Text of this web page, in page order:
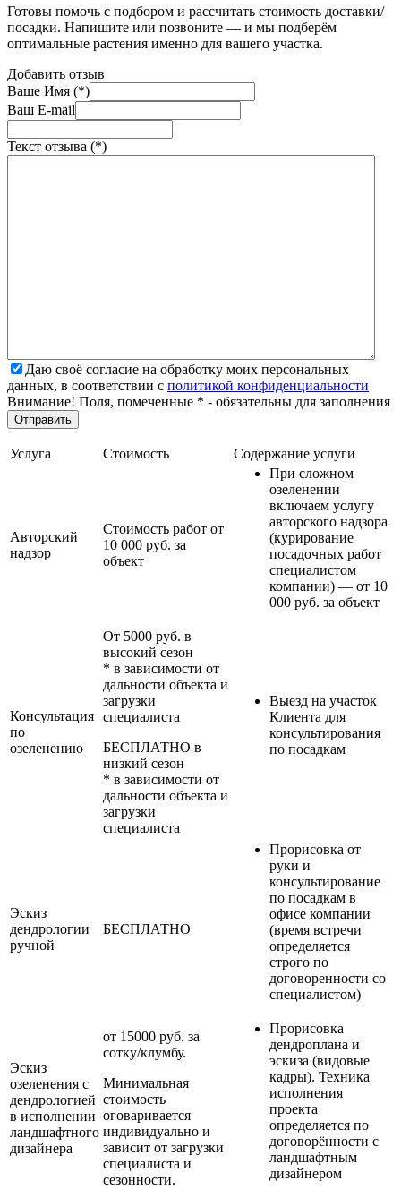
Готовы помочь с подбором и рассчитать стоимость доставки/
посадки. Напишите или позвоните — и мы подберём
оптимальные растения именно для вашего участка.
Добавить отзыв
Ваше Имя (*)
Ваш E-mail
Текст отзыва (*)
Даю своё согласие на обработку моих персональных
данных, в соответствии с политикой конфиденциальности
Внимание! Поля, помеченные * - обязательны для заполнения
Услуга Стоимость Содержание услуги
Авторский
надзор
Стоимость работ от
10 000 руб. за
объект
При сложном
озеленении
включаем услугу
авторского надзора
(курирование
посадочных работ
специалистом
компании) — от 10
000 руб. за объект
Консультация
по
озеленению
От 5000 руб. в
высокий сезон
* в зависимости от
дальности объекта и
загрузки
специалиста
БЕСПЛАТНО в
низкий сезон
* в зависимости от
дальности объекта и
загрузки
специалиста
Выезд на участок
Клиента для
консультирования
по посадкам
Эскиз
дендрологии
ручной
БЕСПЛАТНО
Прорисовка от
руки и
консультирование
по посадкам в
офисе компании
(время встречи
определяется
строго по
договоренности со
специалистом)
Эскиз
озеленения с
дендрологией
в исполнении
ландшафтного
дизайнера
от 15000 руб. за
сотку/клумбу.
Минимальная
стоимость
оговаривается
индивидуально и
зависит от загрузки
специалиста и
сезонности.
Прорисовка
дендроплана и
эскиза (видовые
кадры). Техника
исполнения
проекта
определяется по
договорённости с
ландшафтным
дизайнером